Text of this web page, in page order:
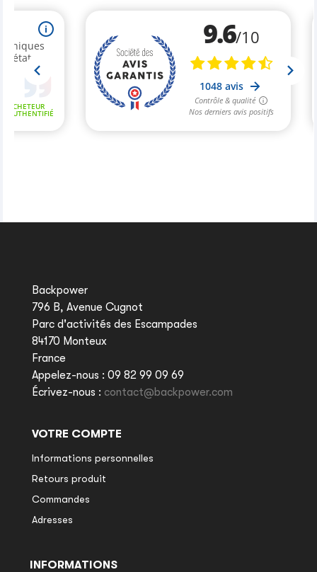
Backpower
796 B, Avenue Cugnot
Parc d'activités des Escampades
84170 Monteux
France
Appelez-nous : 09 82 99 09 69
Écrivez-nous : contact@backpower.com
VOTRE COMPTE
Informations personnelles
Retours produit
Commandes
Adresses
INFORMATIONS